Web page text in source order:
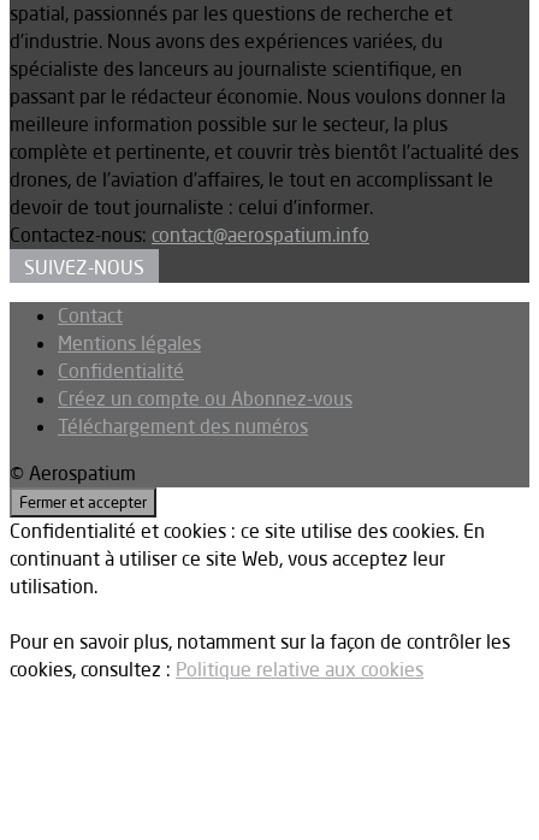
spatial, passionnés par les questions de recherche et
d’industrie. Nous avons des expériences variées, du
spécialiste des lanceurs au journaliste scientifique, en
passant par le rédacteur économie. Nous voulons donner la
meilleure information possible sur le secteur, la plus
complète et pertinente, et couvrir très bientôt l’actualité des
drones, de l’aviation d’affaires, le tout en accomplissant le
devoir de tout journaliste : celui d’informer.
Contactez-nous: contact@aerospatium.info
SUIVEZ-NOUS
Contact
Mentions légales
Confidentialité
Créez un compte ou Abonnez-vous
Téléchargement des numéros
© Aerospatium
Confidentialité et cookies : ce site utilise des cookies. En
continuant à utiliser ce site Web, vous acceptez leur
utilisation.
Pour en savoir plus, notamment sur la façon de contrôler les
cookies, consultez : Politique relative aux cookies